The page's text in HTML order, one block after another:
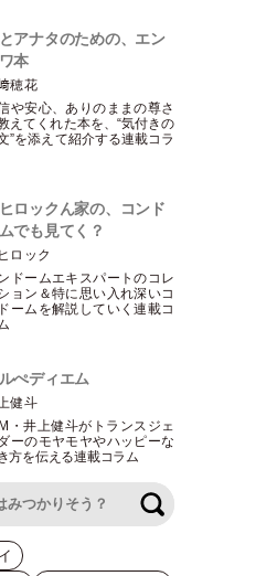
アナタのための、エン
本
穂花
や安心、ありのままの尊さ
えてくれた本を、“気付きの
”を添えて紹介する連載コラ
ロックん家の、コンド
でも見てく？
ロック
ドームエキスパートのコレ
ョン＆特に思い入れ深いコ
ームを解説していく連載コ
ぺディエム
健斗
・井上健斗がトランスジェ
ーのモヤモヤやハッピーな
方を伝える連載コラム